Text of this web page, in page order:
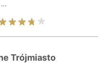
Trójmiasto